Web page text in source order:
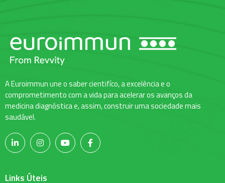
A Euroimmun une o saber cientifíco, a excelência e o
comprometimento com a vida para acelerar os avanços da
medicina diagnóstica e, assim, construir uma sociedade mais
saudável.
Links Úteis